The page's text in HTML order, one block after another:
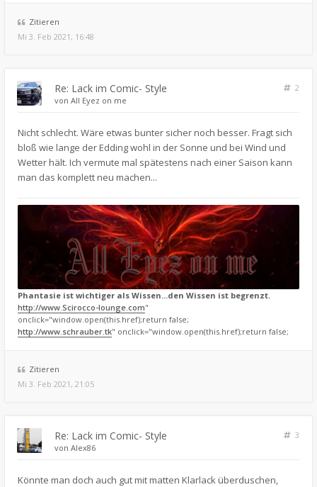
Zitieren
Mi 3. Feb 2021, 16:48
Re: Lack im Comic- Style
2
von All Eyez on me
Nicht schlecht. Wäre etwas bunter sicher noch besser. Fragt sich
bloß wie lange der Edding wohl in der Sonne und bei Wind und
Wetter hält. Ich vermute mal spätestens nach einer Saison kann
man das komplett neu machen...
Phantasie ist wichtiger als Wissen...den Wissen ist begrenzt.
http://www.Scirocco-lounge.com"
onclick="window.open(this.href);return false;
http://www.schrauber.tk" onclick="window.open(this.href);return false;
Zitieren
Mi 3. Feb 2021, 21:05
Re: Lack im Comic- Style
3
von Alex86
Könnte man doch auch gut mit matten Klarlack überduschen,